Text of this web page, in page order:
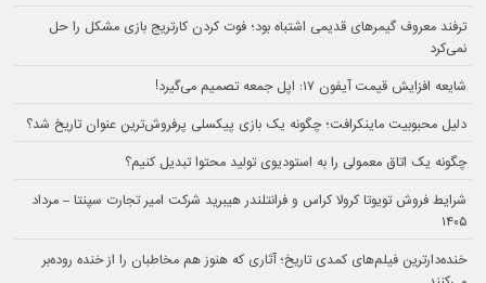
ترفند معروف گیمرهای قدیمی اشتباه بود؛ فوت کردن کارتریج بازی مشکل را حل
نمی‌کرد
شایعه افزایش قیمت آیفون ۱۷: اپل جمعه تصمیم می‌گیرد!
دلیل محبوبیت ماینکرافت؛ چگونه یک بازی پیکسلی پرفروش‌ترین عنوان تاریخ شد؟
چگونه یک اتاق معمولی را به استودیوی تولید محتوا تبدیل کنیم؟
شرایط فروش تویوتا کرولا کراس و فرانتلندر هیبرید شرکت امیر تجارت سپنتا – مرداد
۱۴۰۵
خنده‌دارترین فیلم‌های کمدی تاریخ؛ آثاری که هنوز هم مخاطبان را از خنده روده‌بر